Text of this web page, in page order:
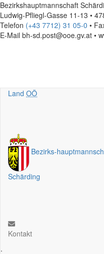
Bezirkshauptmannschaft
Ludwig-Pfliegl-Gasse 11-13 •
Telefon (+43 7712) 31 05-0 •
E-Mail bh-sd.post@ooe.gv.at •
Land OÖ
Bezirks-
Schärding
Kontakt
.